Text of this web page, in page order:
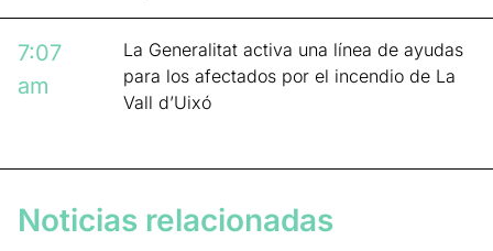
7:07
am
La Generalitat activa una línea de ayudas
para los afectados por el incendio de La
Vall d’Uixó
Noticias relacionadas